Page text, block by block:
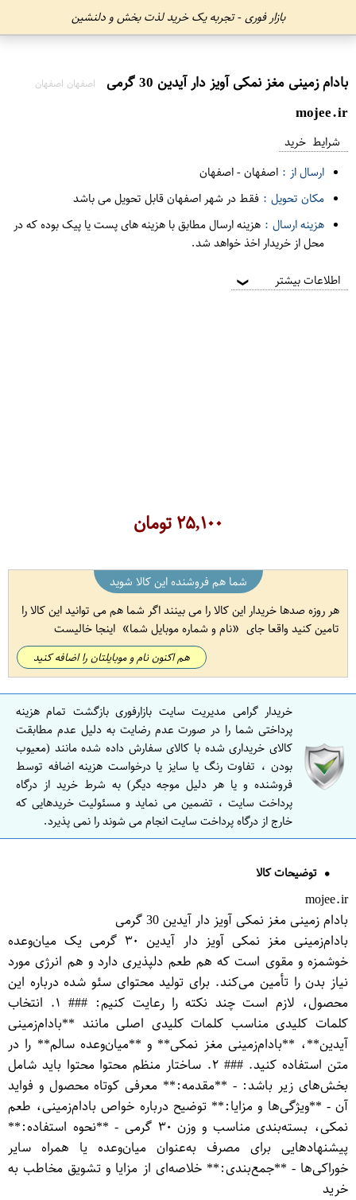
بازار فوری - تجربه یک خرید لذت بخش و دلنشین
بادام زمینی مغز نمکی آویز دار آیدین 30 گرمی اصفهان اصفهان
mojee.ir
شرایط خرید
ارسال از : اصفهان-اصفهان
مکان تحویل : فقط در شهر اصفهان قابل تحویل می باشد
هزینه ارسال : هزینه ارسال مطابق با هزینه های پست یا پیک بوده که در
محل از خریدار اخذ خواهد شد.
اطلاعات بیشتر ❯
۲۵,۱۰۰تومان
شما هم فروشنده این کالا شوید
هر روزه صدها خریدار این کالا را می بینند اگر شما هم می توانید این کالا را
تامین کنید واقعا جای
نام و شماره موبایل شما اینجا خالیست
هم اکنون نام و موبایلتان را اضافه کنید
خریدار گرامی مدیریت سایت بازارفوری بازگشت تمام هزینه
پرداختی شما را در صورت عدم رضایت به دلیل عدم مطابقت
کالای خریداری شده با کالای سفارش داده شده مانند (معیوب
بودن ، تفاوت رنگ یا سایز یا درخواست هزینه اضافه توسط
فروشنده و یا هر دلیل موجه دیگر) به شرط خرید از درگاه
پرداخت سایت ، تضمین می نماید و مسئولیت خریدهایی که
خارج از درگاه پرداخت سایت انجام می شوند را نمی پذیرد.
توضیحات کالا
mojee.ir
بادام زمینی مغز نمکی آویز دار آیدین 30 گرمی
بادام‌زمینی مغز نمکی آویز دار آیدین ۳۰ گرمی یک میان‌وعده
خوشمزه و مقوی است که هم طعم دلپذیری دارد و هم انرژی مورد
نیاز بدن را تأمین می‌کند. برای تولید محتوای سئو شده درباره این
محصول، لازم است چند نکته را رعایت کنیم: ### ۱. انتخاب
کلمات کلیدی مناسب کلمات کلیدی اصلی مانند **بادام‌زمینی
آیدین**، **بادام‌زمینی مغز نمکی** و **میان‌وعده سالم** را در
متن استفاده کنید. ### ۲. ساختار منظم محتوا محتوا باید شامل
بخش‌های زیر باشد: - **مقدمه:** معرفی کوتاه محصول و فواید
آن - **ویژگی‌ها و مزایا:** توضیح درباره خواص بادام‌زمینی، طعم
نمکی، بسته‌بندی مناسب و وزن ۳۰ گرمی - **نحوه استفاده:**
پیشنهادهایی برای مصرف به‌عنوان میان‌وعده یا همراه سایر
خوراکی‌ها - **جمع‌بندی:** خلاصه‌ای از مزایا و تشویق مخاطب به
خرید